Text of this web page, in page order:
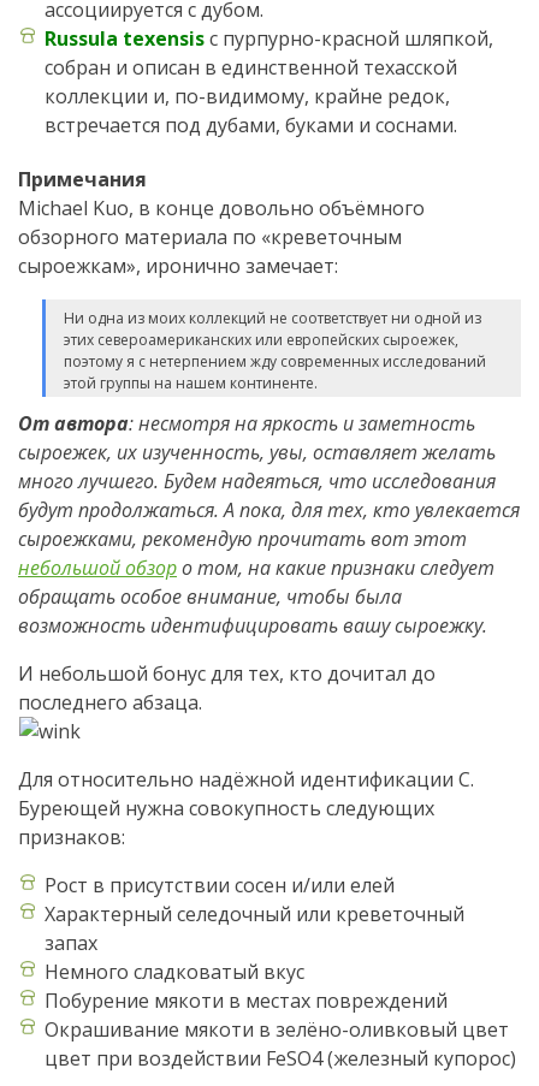
ассоциируется с дубом.
Russula texensisс пурпурно-красной шляпкой,
собран и описан в единственной техасской
коллекции и, по-видимому, крайне редок,
встречается под дубами, буками и соснами.
Примечания
Michael Kuo, в конце довольно объёмного
обзорного материала по «креветочным
сыроежкам», иронично замечает:
Ни одна из моих коллекций не соответствует ни одной из
этих североамериканских или европейских сыроежек,
поэтому я с нетерпением жду современных исследований
этой группы на нашем континенте.
От автора: несмотря на яркость и заметность
сыроежек, их изученность, увы, оставляет желать
много лучшего. Будем надеяться, что исследования
будут продолжаться. А пока, для тех, кто увлекается
сыроежками, рекомендую прочитать вот этот
небольшой обзоро том, на какие признаки следует
обращать особое внимание, чтобы была
возможность идентифицировать вашу сыроежку.
И небольшой бонус для тех, кто дочитал до
последнего абзаца.
Для относительно надёжной идентификации С.
Буреющей нужна совокупность следующих
признаков:
Рост в присутствии сосен и/или елей
Характерный селедочный или креветочный
запах
Немного сладковатый вкус
Побурение мякоти в местах повреждений
Окрашивание мякоти в зелёно-оливковый цвет
цвет при воздействии FeSO4 (железный купорос)